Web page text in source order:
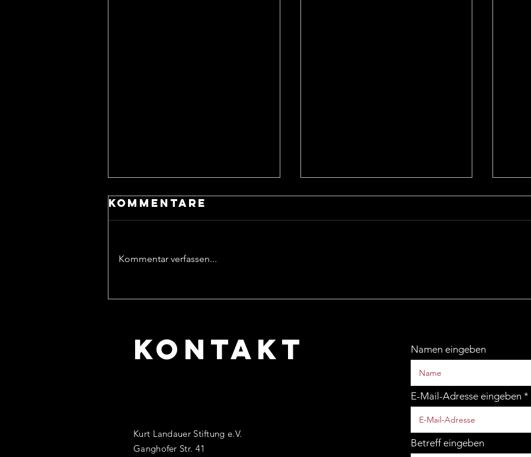
HERMANN
FROHMANN
WILLY FRIESER -
Kommentare
Kommentar verfassen...
KONTAKT
Kurt Landauer Stiftung e.V.
Ganghofer Str. 41
Namen eingeben
E-Mail-Adresse eingeben
Betreff eingeben